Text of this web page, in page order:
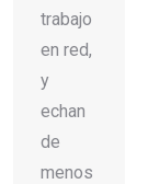
trabajo
en red,
y
echan
de
menos